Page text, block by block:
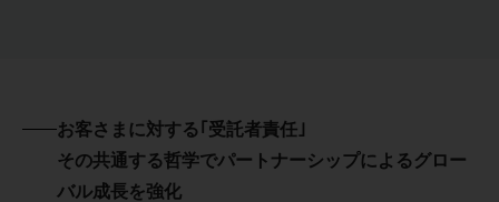
お客さまに対する｢受託者責任｣
その共通する哲学でパートナーシップによるグロー
バル成長を強化